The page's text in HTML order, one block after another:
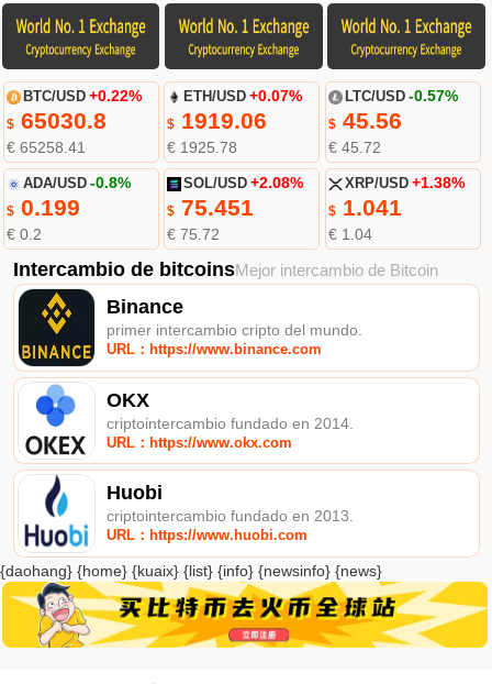
BTC/USD +0.22%
$65030.8
€ 65258.41
ETH/USD +0.07%
$ 1919.06
€ 1925.78
LTC/USD -0.57%
$45.56
€ 45.72
ADA/USD -0.8%
$0.199
€ 0.2
SOL/USD +2.08%
$ 75.451
€ 75.72
XRP/USD +1.38%
$1.041
€ 1.04
Intercambio de bitcoinsMejor intercambio de Bitcoin
Binance
primer intercambio cripto del mundo.
URL：https://www.binance.com
OKX
criptointercambio fundado en 2014.
URL：https://www.okx.com
Huobi
criptointercambio fundado en 2013.
URL：https://www.huobi.com
{daohang} {home} {kuaix} {list} {info} {newsinfo} {news}